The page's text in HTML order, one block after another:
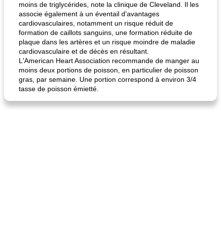
fiesta tostadas le méga's jopp joes
moins de triglycérides, note la clinique de Cleveland. Il les
associe également à un éventail d'avantages
cardiovasculaires, notamment un risque réduit de
formation de caillots sanguins, une formation réduite de
plaque dans les artères et un risque moindre de maladie
cardiovasculaire et de décès en résultant.
L'American Heart Association recommande de manger au
moins deux portions de poisson, en particulier de poisson
gras, par semaine. Une portion correspond à environ 3/4
tasse de poisson émietté.